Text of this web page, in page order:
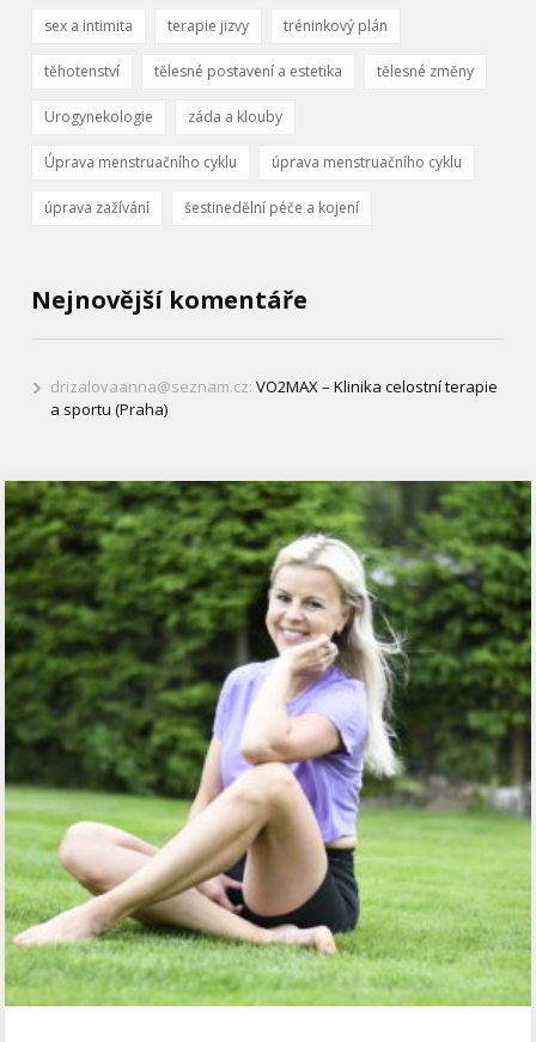
sex a intimita terapie jizvy tréninkový plán
těhotenství tělesné postavení a estetika tělesné změny
Urogynekologie záda a klouby
Úprava menstruačního cyklu úprava menstruačního cyklu
úprava zažívání šestinedělní péče a kojení
Nejnovější komentáře
drizalovaanna@seznam.cz:VO2MAX – Klinika celostní terapie
a sportu (Praha)